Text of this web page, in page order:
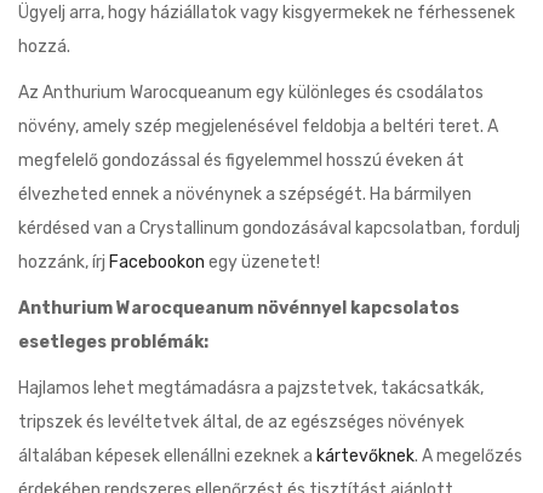
Ügyelj arra, hogy háziállatok vagy kisgyermekek ne férhessenek
hozzá.
Az Anthurium Warocqueanum egy különleges és csodálatos
növény, amely szép megjelenésével feldobja a beltéri teret. A
megfelelő gondozással és figyelemmel hosszú éveken át
élvezheted ennek a növénynek a szépségét. Ha bármilyen
kérdésed van a Crystallinum gondozásával kapcsolatban, fordulj
hozzánk, írj Facebookon egy üzenetet!
Anthurium Warocqueanum növénnyel kapcsolatos
esetleges problémák:
Hajlamos lehet megtámadásra a pajzstetvek, takácsatkák,
tripszek és levéltetvek által, de az egészséges növények
általában képesek ellenállni ezeknek a kártevőknek. A megelőzés